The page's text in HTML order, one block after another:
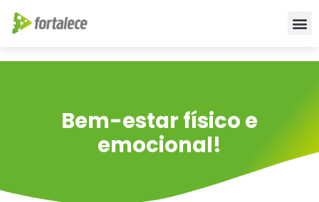
Bem-estar físico e
emocional!